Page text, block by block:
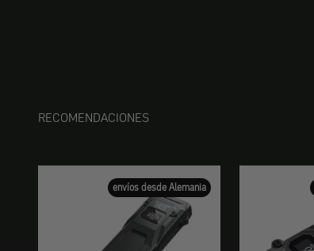
RECOMENDACIONES
envíos desde Alemania